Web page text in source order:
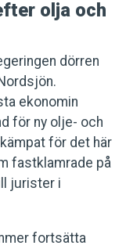
olja och
dörren
ekonomin
för ny olje- och
för det här
fastklamrade på
jurister i
fortsätta